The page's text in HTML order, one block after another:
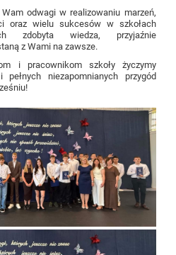
odwagi w realizowaniu marzeń,
oraz wielu sukcesów w szkołach
zdobyta wiedza, przyjaźnie
z Wami na zawsze.
i pracownikom szkoły życzymy
pełnych niezapomnianych przygód